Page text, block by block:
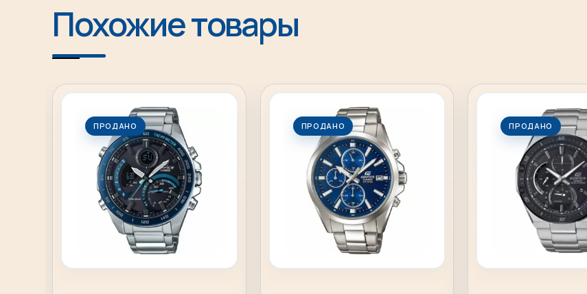
Похожие товары
ПРОДАНО ПРОДАНО ПРОДАНО